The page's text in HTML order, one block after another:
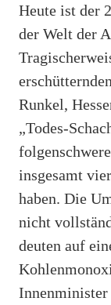
Heute ist der
der Welt der
Runkel,
„Todes-
insgesamt
haben. Die
nicht
deuten auf
Innenminister